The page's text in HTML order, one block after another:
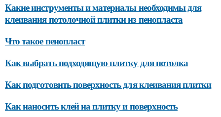
Какие инструменты и материалы необходимы для
клеивания потолочной плитки из пенопласта
Что такое пенопласт
Как выбрать подходящую плитку для потолка
Как подготовить поверхность для клеивания плитки
Как наносить клей на плитку и поверхность